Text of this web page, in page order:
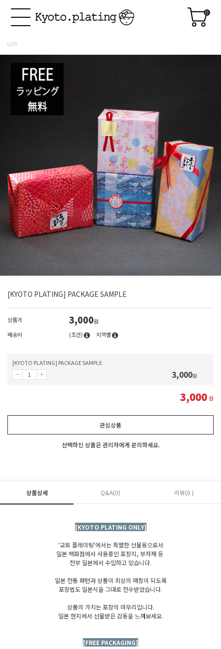
0
GIFT
[KYOTO PLATING] PACKAGE SAMPLE
상품가 3,000원
배송비
(조건) 지역별
[KYOTO PLATING] PACKAGE SAMPLE
3,000원
3,000원
관심상품
선택하신 상품은 관리자에게 문의하세요.
상품상세 Q&A(0) 리뷰(0 )
[KYOTO PLATING ONLY]
'교토 플레이팅'에서는 특별한 선물용으로서
일본 백화점에서 사용중인 포장지, 부자재 등
전부 일본에서 수입하고 있습니다.
일본 전통 패턴과 상품이 최상의 매칭이 되도록
포장법도 일본식을 그대로 전수받았습니다.
상품의 가치는 포장의 마무리입니다.
일본 현지에서 선물받은 감동을 느껴보세요.
[FREE PACKAGING]